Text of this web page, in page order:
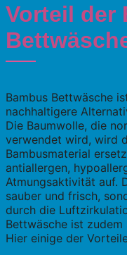
Vorteil der
Bambus Bettwäsche
nachhaltigere
Die Baumwolle, die
verwendet wird, wird
Bambusmaterial
antiallergen,
Atmungsaktivität auf.
sauber und frisch,
durch die
Bettwäsche ist
Hier einige der